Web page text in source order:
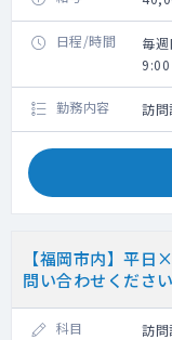
日程/時間
毎
9:00
勤務内容 訪
【福岡市内】平
問い合わせください
科目 訪